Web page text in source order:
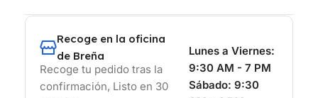
Recoge en la oficina
de Breña
Recoge tu pedido tras la
confirmación, Listo en 30
Lunes a Viernes:
9:30 AM - 7 PM
Sábado: 9:30